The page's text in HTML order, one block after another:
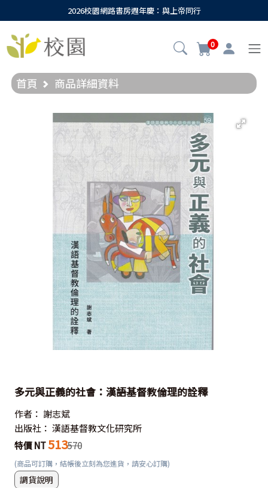
2026校園網路書房週年慶：與上帝同行
0
首頁 商品詳細資料
多元與正義的社會：漢語基督教倫理的詮釋
作者： 謝志斌
出版社： 漢語基督教文化研究所
特價 NT513570
(商品可訂購，結帳後立刻為您進貨，請安心訂購)
調貨說明